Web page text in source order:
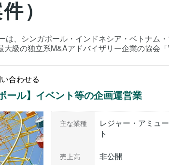
）
は、シンガポール・インドネシア・ベトナム
大級の独立系M&Aアドバイザリー企業の協会
合わせる
ール】イベント等の企画運営業
主な業種
レジャー・アミュ
ト
売上高 非公開